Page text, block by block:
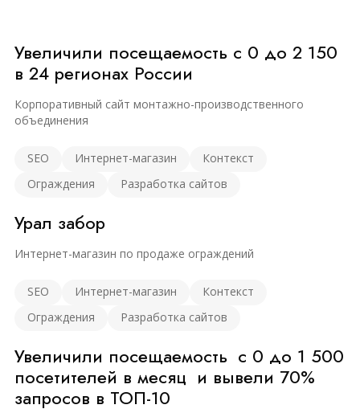
Увеличили посещаемость с 0 до 2 150
в 24 регионах России
Корпоративный сайт монтажно-производственного
объединения
SEO Интернет-магазин
Контекст
Ограждения
Разработка сайтов
Урал забор
Интернет-магазин по продаже ограждений
SEO Интернет-магазин
Контекст
Ограждения
Разработка сайтов
Увеличили посещаемость с 0 до 1 500
посетителей в месяц и вывели 70%
запросов в ТОП-10